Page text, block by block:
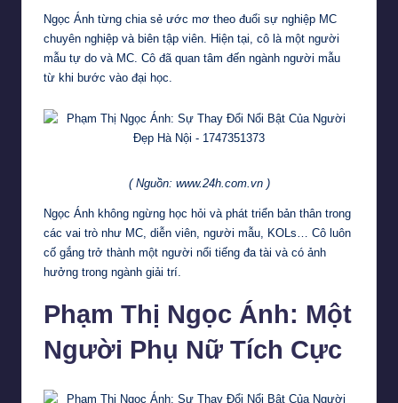
Ngọc Ánh từng chia sẻ ước mơ theo đuổi sự nghiệp MC
chuyên nghiệp và biên tập viên. Hiện tại, cô là một người
mẫu tự do và MC. Cô đã quan tâm đến ngành người mẫu
từ khi bước vào đại học.
( Nguồn: www.24h.com.vn )
Ngọc Ánh không ngừng học hỏi và phát triển bản thân trong
các vai trò như MC, diễn viên, người mẫu, KOLs… Cô luôn
cố gắng trở thành một người nổi tiếng đa tài và có ảnh
hưởng trong ngành giải trí.
Phạm Thị Ngọc Ánh: Một
Người Phụ Nữ Tích Cực